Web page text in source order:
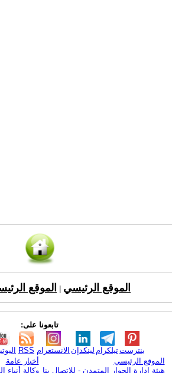
الموقع الرئيسي الموقع
تابعونا على:
RSS الانستغرام لينكدإن تيلكرامبنترست
الموقع الرئيسي
هيئة ادارة الحوار المتمدن - للإتصال بنا
أخبار عامة
وكالة أنباء